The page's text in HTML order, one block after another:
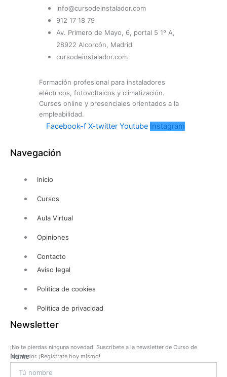
info@cursodeinstalador.com
912 17 18 79
Av. Primero de Mayo, 6, portal 5 1º A,
28922 Alcorcón, Madrid
cursodeinstalador.com
Formación profesional para instaladores
eléctricos, fotovoltaicos y climatización.
Cursos online y presenciales orientados a la
empleabilidad.
Facebook-f X-twitter Youtube Instagram
Navegación
Inicio
Cursos
Aula Virtual
Opiniones
Contacto
Aviso legal
Política de cookies
Política de privacidad
Newsletter
¡No te pierdas ninguna novedad! Suscríbete a la newsletter de Curso de
Instalador. ¡Regístrate hoy mismo!
Name